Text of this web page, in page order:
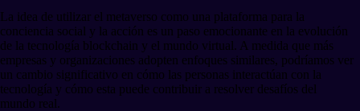
La idea de utilizar el metaverso como una plataforma para la
conciencia social y la acción es un paso emocionante en la evolución
de la tecnología blockchain y el mundo virtual. A medida que más
empresas y organizaciones adopten enfoques similares, podríamos ver
un cambio significativo en cómo las personas interactúan con la
tecnología y cómo esta puede contribuir a resolver desafíos del
mundo real.